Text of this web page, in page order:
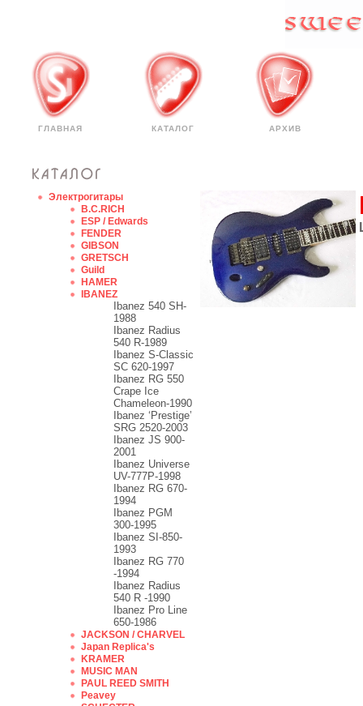
ГЛАВНАЯ КАТАЛОГ АРХИВ
Электрогитары
B.C.RICH
ESP / Edwards
FENDER
GIBSON
GRETSCH
Guild
HAMER
IBANEZ
Ibanez 540 SH-
1988
Ibanez Radius
540 R-1989
Ibanez S-Classic
SC 620-1997
Ibanez RG 550
Crape Ice
Chameleon-1990
Ibanez ‘Prestige’
SRG 2520-2003
Ibanez JS 900-
2001
Ibanez Universe
UV-777P-1998
Ibanez RG 670-
1994
Ibanez PGM
300-1995
Ibanez SI-850-
1993
Ibanez RG 770
-1994
Ibanez Radius
540 R -1990
Ibanez Pro Line
650-1986
JACKSON / CHARVEL
Japan Replica's
KRAMER
MUSIC MAN
PAUL REED SMITH
Peavey